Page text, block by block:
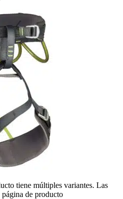
tiene múltiples variantes. Las
de producto